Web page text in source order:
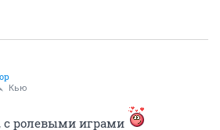
Кью
ролевыми играми